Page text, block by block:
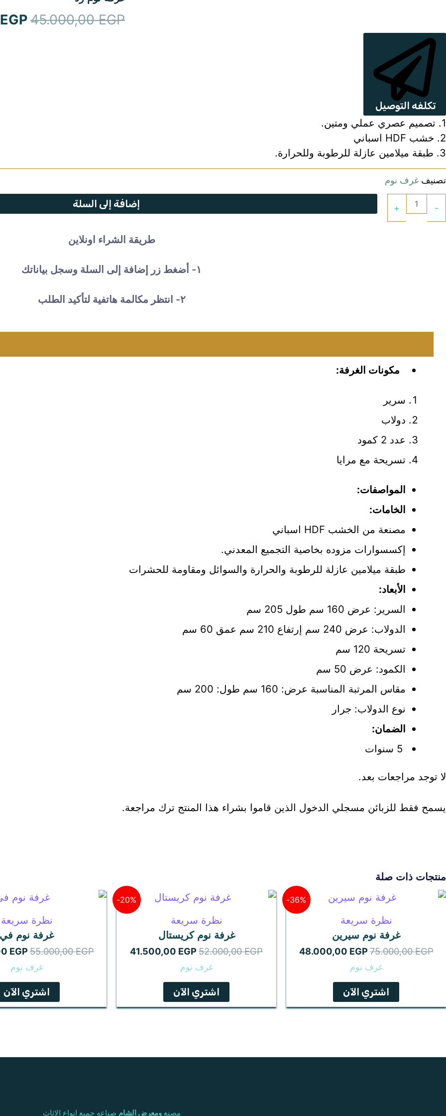
45.000,00EGP
EGP
تكلفه التوصيل
1. تصميم عصري عملي ومتين.
2. خشب HDF اسباني
3. طبقة ميلامين عازلة للرطوبة وللحرارة.
تصنيف غرف نوم
-
+ إضافة إلى السلة
طريقة الشراء اونلاين
١- أضغط زر إضافة إلى السلة وسجل بياناتك
٢- انتظر مكالمة هاتفية لتأكيد الطلب
مكونات الغرفة:
سرير
دولاب
عدد 2 كمود
تسريحة مع مرايا
المواصفات:
الخامات:
مصنعة من الخشب HDF اسباني
إكسسوارات مزوده بخاصية التجميع المعدني.
طبقة ميلامين عازلة للرطوبة والحرارة والسوائل ومقاومة للحشرات
الأبعاد:
السرير: عرض 160 سم طول 205 سم
الدولاب: عرض 240 سم إرتفاع 210 سم عمق 60 سم
تسريحة 120 سم
الكمود: عرض 50 سم
مقاس المرتبة المناسبة عرض: 160 سم طول: 200 سم
نوع الدولاب: جرار
الضمان:
لا توجد مراجعات بعد.
يسمح فقط للزبائن مسجلي الدخول الذين قاموا بشراء هذا المنتج ترك مراجعة.
منتجات ذات صلة
36%-
نظرة سريعة
غرفة نوم سيرين
75.000,00EGP
السعر
الأصلي
هو:
75.000,00 EGP.
48.000,00 EGP
السعر
الحالي
هو:
غرف نوم
اشتري الآن
20%-
نظرة سريعة
غرفة نوم كريستال
52.000,00EGP
السعر
الأصلي
هو:
52.000,00 EGP.
41.500,00 EGP
السعر
الحالي
هو:
غرف نوم
اشتري الآن
نظرة سريعة
غرفة نوم في
55.000,00EGP
السعر
الأصلي
هو:
EGP.
EGP
غرف نوم
اشتري الآن
سفره
غرف نوم
مصنعومعرض الشام صناعه جميع انواع الاثاث